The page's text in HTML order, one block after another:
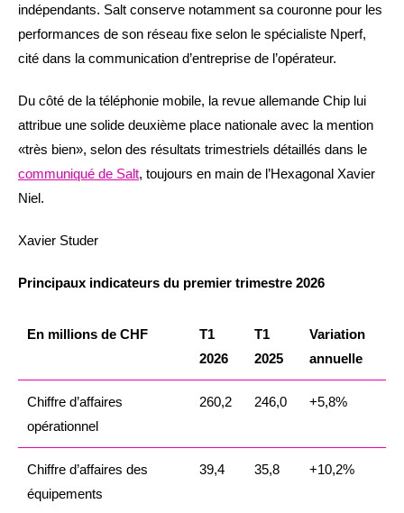
indépendants. Salt conserve notamment sa couronne pour les
performances de son réseau fixe selon le spécialiste Nperf,
cité dans la communication d’entreprise de l’opérateur.
Du côté de la téléphonie mobile, la revue allemande Chip lui
attribue une solide deuxième place nationale avec la mention
«très bien», selon des résultats trimestriels détaillés dans le
communiqué de Salt, toujours en main de l’Hexagonal Xavier
Niel.
Xavier Studer
Principaux indicateurs du premier trimestre 2026
En millions de CHF
T1
2026
T1
2025
Variation
annuelle
Chiffre d’affaires
opérationnel
260,2 246,0 +5,8%
Chiffre d’affaires des
équipements
39,4 35,8 +10,2%